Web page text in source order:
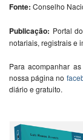
Fonte: Conselho
Publicação: Portal
notariais, registrais e
Para acompanhar
nossa página no
diário e gratuito.